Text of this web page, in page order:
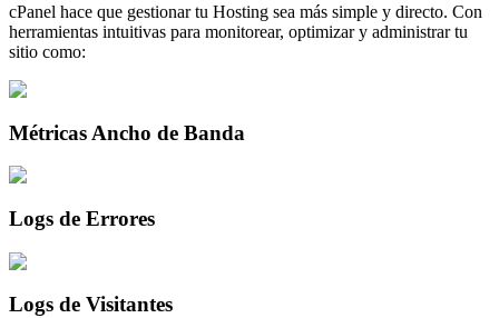
cPanel hace que gestionar tu Hosting sea más simple y directo. Con
herramientas intuitivas para monitorear, optimizar y administrar tu
sitio como:
Métricas Ancho de Banda
Logs de Errores
Logs de Visitantes